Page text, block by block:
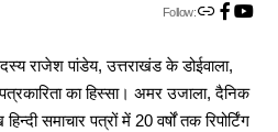
Follow:
राजेश पांडेय, उत्तराखंड के डोईवाला,
का हिस्सा। अमर उजाला, दैनिक
समाचार पत्रों में 20 वर्षों तक रिपोर्टिंग